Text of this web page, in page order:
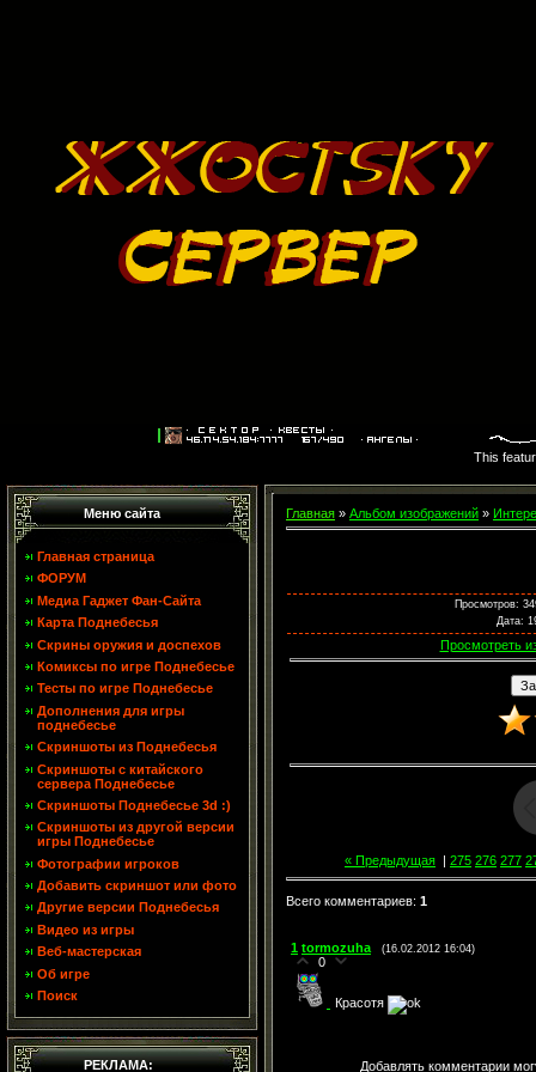
This
Меню сайта
Главная страница
ФОРУМ
Медиа Гаджет Фан-Сайта
Карта Поднебесья
Скрины оружия и доспехов
Комиксы по игре Поднебесье
Тесты по игре Поднебесье
Дополнения для игры
поднебесье
Скриншоты из Поднебесья
Скриншоты с китайского
сервера Поднебесье
Скриншоты Поднебесье 3d :)
Скриншоты из другой версии
игры Поднебесье
Фотографии игроков
Добавить скриншот или фото
Другие версии Поднебесья
Видео из игры
Веб-мастерская
Об игре
Поиск
РЕКЛАМА:
Главная » Альбом изображений »
Просмотров:
Дата:
Просмотреть
« Предыдущая | 275 276 277
Всего комментариев: 1
1 tormozuha (16.02.2012 16:04)
0
Красотя
Добавлять комментарии